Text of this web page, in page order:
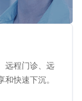
远程门诊、远
快速下沉。